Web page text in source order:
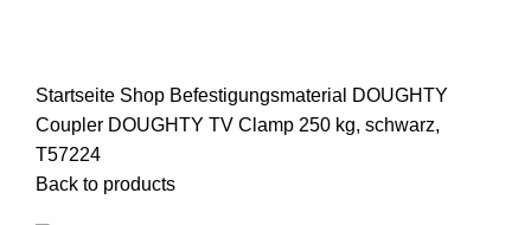
Startseite Shop Befestigungsmaterial
DOUGHTY
Coupler DOUGHTY TV Clamp 250 kg, schwarz,
T57224
Back to products